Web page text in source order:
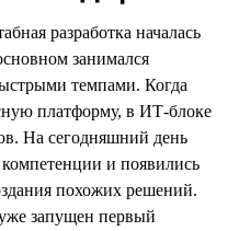
разработка началась
занимался
темпами. Когда
платформу, в ИТ-блоке
На сегодняшний день
и появились
похожих решений.
запущен первый